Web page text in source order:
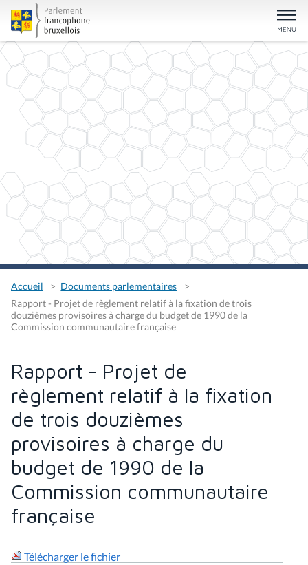
Accueil
Documents parlementaires
Rapport - Projet de règlement relatif à la fixation de trois
douzièmes provisoires à charge du budget de 1990 de la
Commission communautaire française
Rapport - Projet de
règlement relatif à la fixation
de trois douzièmes
provisoires à charge du
budget de 1990 de la
Commission communautaire
française
Télécharger le fichier